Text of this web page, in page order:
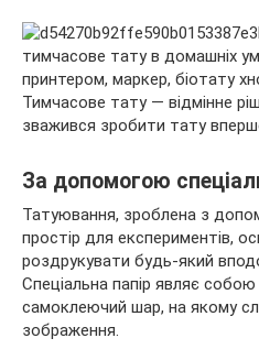
Тимчасове тату — відмінне
зважився зробити тату
За допомогою
Татуювання, зроблена з
простір для експериментів,
роздрукувати будь-який
Спеціальна папір являє
самоклеючий шар, на якому
зображення.